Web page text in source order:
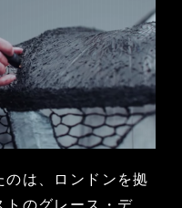
のは、ロンドンを拠
トのグレース・デ